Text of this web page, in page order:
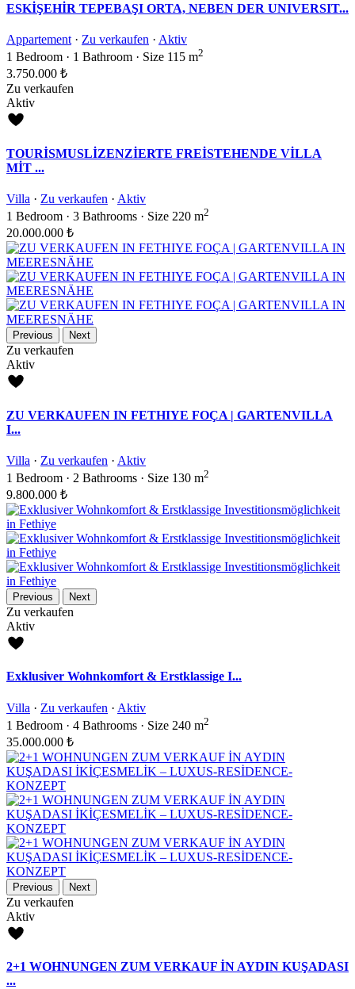
ESKİŞEHİR TEPEBAŞI ORTA, NEBEN DER UNIVERSIT...
Appartement · Zu verkaufen · Aktiv
1 Bedroom · 1 Bathroom · Size 115 m2
3.750.000 ₺
Zu verkaufen
Aktiv
TOURİSMUSLİZENZİERTE FREİSTEHENDE VİLLA
MİT ...
Villa · Zu verkaufen · Aktiv
1 Bedroom · 3 Bathrooms · Size 220 m2
20.000.000 ₺
Previous Next
Zu verkaufen
Aktiv
ZU VERKAUFEN IN FETHIYE FOÇA | GARTENVILLA
I...
Villa · Zu verkaufen · Aktiv
1 Bedroom · 2 Bathrooms · Size 130 m2
9.800.000 ₺
Previous Next
Zu verkaufen
Aktiv
Exklusiver Wohnkomfort & Erstklassige I...
Villa · Zu verkaufen · Aktiv
1 Bedroom · 4 Bathrooms · Size 240 m2
35.000.000 ₺
Previous Next
Zu verkaufen
Aktiv
2+1 WOHNUNGEN ZUM VERKAUF İN AYDIN KUŞADASI
...